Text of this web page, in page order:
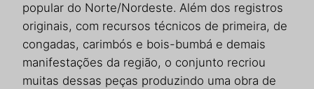
popular do Norte/Nordeste. Além dos registros
originais, com recursos técnicos de primeira, de
congadas, carimbós e bois-bumbá e demais
manifestações da região, o conjunto recriou
muitas dessas peças produzindo uma obra de